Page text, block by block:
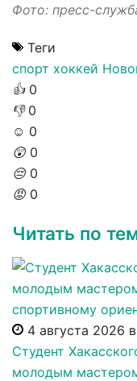
Фото: пресс-
Теги
спорт хоккей
👍 0
👎 0
☺️ 0
😲 0
😔 0
😡 0
Читать по
4 августа 2026
Студент
молодым